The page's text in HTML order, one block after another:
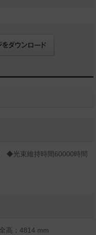
光束維持時間60000時間
：4814 mm